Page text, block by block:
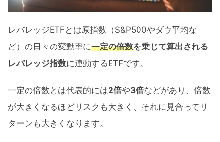
レバレッジETFとは原指数（S&P500やダウ平均な
ど）の日々の変動率に一定の倍数を乗じて算出される
レバレッジ指数に連動するETFです。
一定の倍数とは代表的には2倍や3倍などがあり、倍数
が大きくなるほどリスクも大きく、それに見合ってリ
ターンも大きくなります。